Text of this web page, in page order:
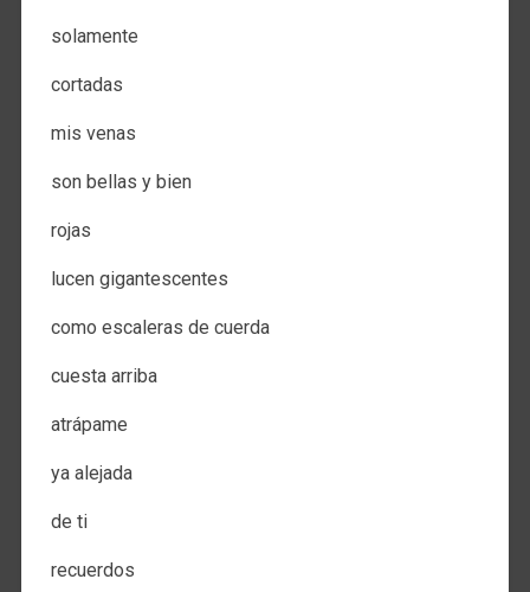
solamente
cortadas
mis venas
son bellas y bien
rojas
lucen gigantescentes
como escaleras de cuerda
cuesta arriba
atrápame
ya alejada
de ti
recuerdos